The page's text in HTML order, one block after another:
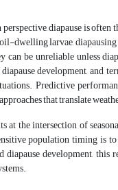
diapause is
dwelling larvae, diapausing
can be unreliable unless
development, and
Predictive
that translate
at the intersection of
population timing is
diapause development,